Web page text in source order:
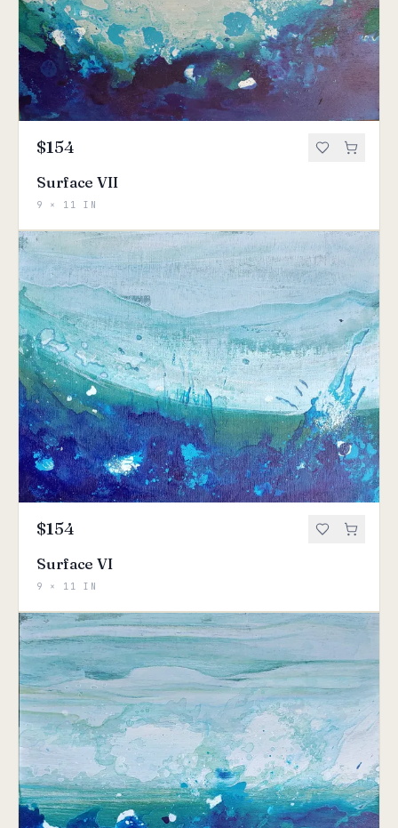
$154
Surface VII
9 × 11 IN
$154
Surface VI
9 × 11 IN